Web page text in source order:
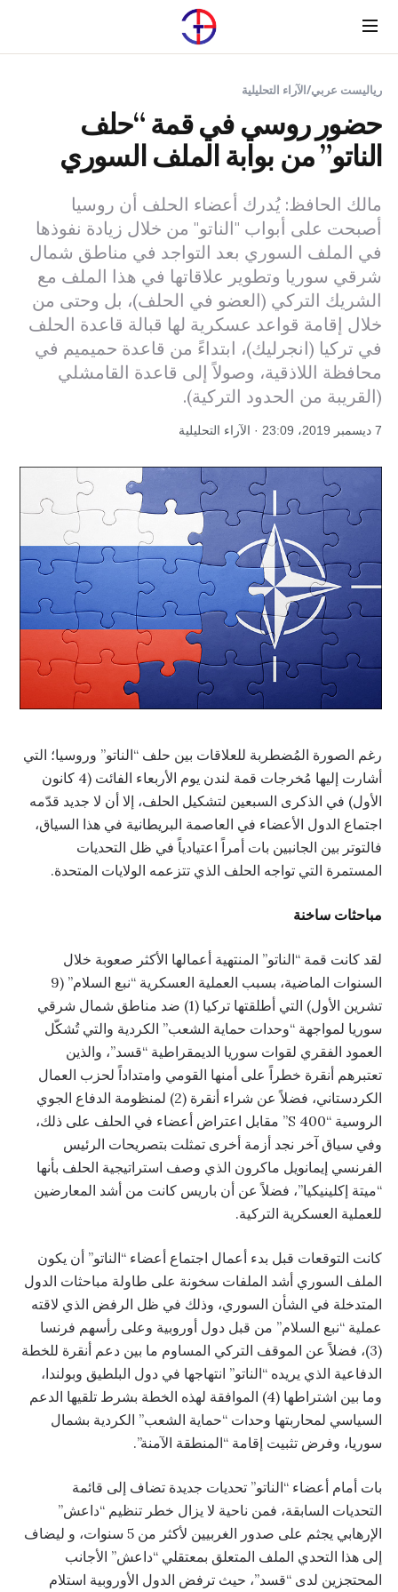
Menu
رياليست عربي/الآراء التحليلية
حضور روسي في قمة “حلف
الناتو” من بوابة الملف السوري
مالك الحافظ: يُدرك أعضاء الحلف أن روسيا
أصبحت على أبواب "الناتو" من خلال زيادة نفوذها
في الملف السوري بعد التواجد في مناطق شمال
شرقي سوريا وتطوير علاقاتها في هذا الملف مع
الشريك التركي (العضو في الحلف)، بل وحتى من
خلال إقامة قواعد عسكرية لها قبالة قاعدة الحلف
في تركيا (انجرليك)، ابتداءً من قاعدة حميميم في
محافظة اللاذقية، وصولاً إلى قاعدة القامشلي
(القريبة من الحدود التركية).
7 ديسمبر 2019، 23:09 · الآراء التحليلية
رغم الصورة المُضطربة للعلاقات بين حلف “الناتو” وروسيا؛ التي
أشارت إليها مُخرجات قمة لندن يوم الأربعاء الفائت (4 كانون
الأول) في الذكرى السبعين لتشكيل الحلف، إلا أن لا جديد قدّمه
اجتماع الدول الأعضاء في العاصمة البريطانية في هذا السياق،
فالتوتر بين الجانبين بات أمراً اعتيادياً في ظل التحديات
المستمرة التي تواجه الحلف الذي تتزعمه الولايات المتحدة.
مباحثات ساخنة
لقد كانت قمة “الناتو” المنتهية أعمالها الأكثر صعوبة خلال
السنوات الماضية، بسبب العملية العسكرية “نبع السلام” (9
تشرين الأول) التي أطلقتها تركيا (1) ضد مناطق شمال شرقي
سوريا لمواجهة “وحدات حماية الشعب” الكردية والتي تُشكّل
العمود الفقري لقوات سوريا الديمقراطية “قسد”، والذين
تعتبرهم أنقرة خطراً على أمنها القومي وامتداداً لحزب العمال
الكردستاني، فضلاً عن شراء أنقرة (2) لمنظومة الدفاع الجوي
الروسية “S 400” مقابل اعتراض أعضاء في الحلف على ذلك،
وفي سياق آخر نجد أزمة أخرى تمثلت بتصريحات الرئيس
الفرنسي إيمانويل ماكرون الذي وصف استراتيجية الحلف بأنها
“ميتة إكلينيكيا”، فضلاً عن أن باريس كانت من أشد المعارضين
للعملية العسكرية التركية.
كانت التوقعات قبل بدء أعمال اجتماع أعضاء “الناتو” أن يكون
الملف السوري أشد الملفات سخونة على طاولة مباحثات الدول
المتدخلة في الشأن السوري، وذلك في ظل الرفض الذي لاقته
عملية “نبع السلام” من قبل دول أوروبية وعلى رأسهم فرنسا
(3)، فضلاً عن الموقف التركي المساوم ما بين دعم أنقرة للخطة
الدفاعية الذي يريده “الناتو” انتهاجها في دول البلطيق وبولندا،
وما بين اشتراطها (4) الموافقة لهذه الخطة بشرط تلقيها الدعم
السياسي لمحاربتها وحدات “حماية الشعب” الكردية بشمال
سوريا، وفرض تثبيت إقامة “المنطقة الآمنة”.
بات أمام أعضاء “الناتو” تحديات جديدة تضاف إلى قائمة
التحديات السابقة، فمن ناحية لا يزال خطر تنظيم “داعش”
الإرهابي يجثم على صدور الغربيين لأكثر من 5 سنوات، و ليضاف
إلى هذا التحدي الملف المتعلق بمعتقلي “داعش” الأجانب
المحتجزين لدى “قسد”، حيث ترفض الدول الأوروبية استلام